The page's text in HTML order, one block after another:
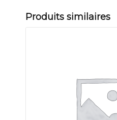
Produits similaires